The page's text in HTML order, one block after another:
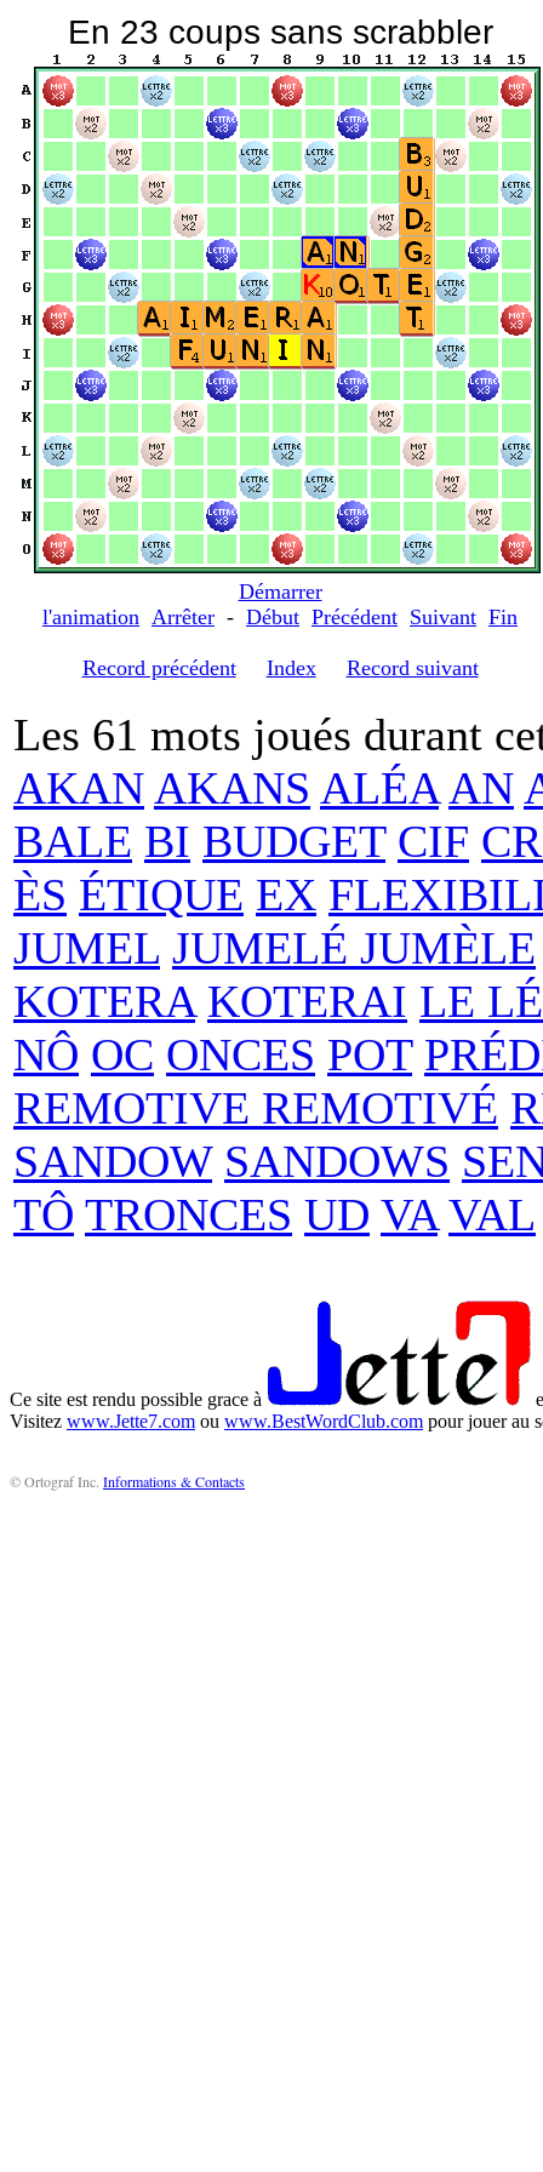
En 23 coups sans scrabbler
Démarrer
l'animation Arrêter - Début Précédent Suivant Fin
Record précédent Index Record suivant
Les 61 mots joués durant
AKAN AKANS ALÉA AN
BALE BI BUDGET CIF
ÈS ÉTIQUE EX
JUMEL JUMELÉ JUMÈLE
KOTERA KOTERAI LE LÉ
NÔ OC ONCES POT
REMOTIVE REMOTIVÉ
SANDOW SANDOWS
TÔ TRONCES UD VA VAL
Ce site est rendu possible grace à
Visitez www.Jette7.com ou www.BestWordClub.com pour jouer au
© Ortograf Inc. Informations & Contacts